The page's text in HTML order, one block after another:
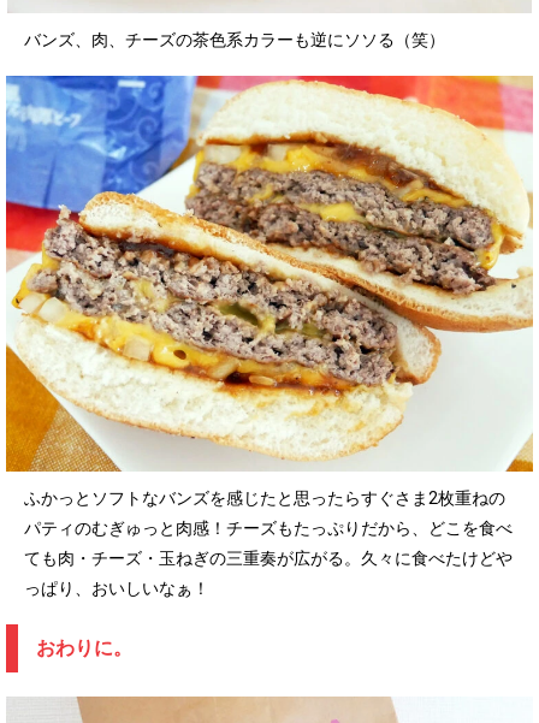
バンズ、肉、チーズの茶色系カラーも逆にソソる（笑）
ふかっとソフトなバンズを感じたと思ったらすぐさま2枚重ねの
パティのむぎゅっと肉感！チーズもたっぷりだから、どこを食べ
ても肉・チーズ・玉ねぎの三重奏が広がる。久々に食べたけどや
っぱり、おいしいなぁ！
おわりに。